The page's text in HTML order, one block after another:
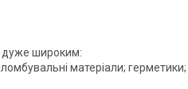
дуже широким:
матеріали;